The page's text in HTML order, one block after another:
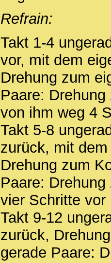
Refrain:
Takt 1-4
vor, mit dem
Drehung zum
Paare:
von ihm weg 4
Takt 5-8
zurück, mit
Drehung zum
Paare:
vier Schritte vor
Takt 9-12
zurück,
gerade Paare: